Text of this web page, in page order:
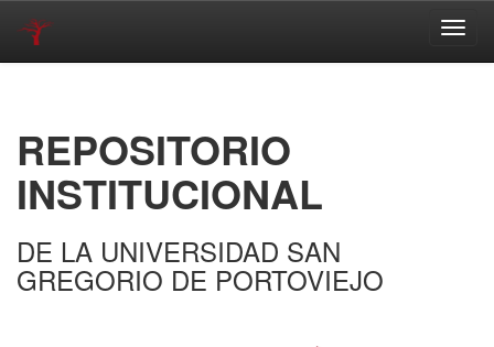
REPOSITORIO
INSTITUCIONAL
DE LA UNIVERSIDAD SAN
GREGORIO DE PORTOVIEJO